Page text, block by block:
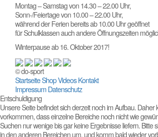
Montag – Samstag von 14.30 – 22.00 Uhr,
Sonn-/Feiertage von 10.00 – 22.00 Uhr,
während der Ferien bereits ab 10.00 Uhr geöffnet
für Schulklassen auch andere Öffnungszeiten
Winterpause ab 16. Oktober 2017!
© do-sport
StartseiteShopVideosKontakt
Impressum Datenschutz
Entschuldigung
Unsere Seite befindet sich derzeit noch im Aufbau. Daher
vorkommen, dass einzelne Bereiche noch nicht wie
Suchen nur wenige bis gar keine Ergebnisse liefern. Bitte
in den anderen Bereichen um, und komm bald wieder